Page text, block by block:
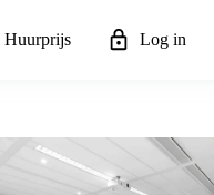
Huurprijs Log in